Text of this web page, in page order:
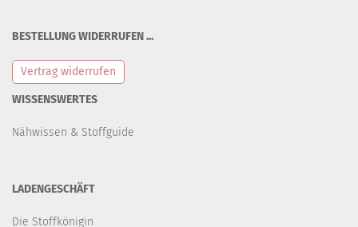
BESTELLUNG WIDERRUFEN ...
Vertrag widerrufen
WISSENSWERTES
Nähwissen & Stoffguide
LADENGESCHÄFT
Die Stoffkönigin